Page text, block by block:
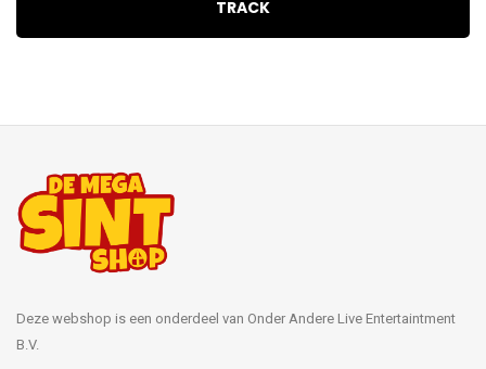
TRACK
Deze webshop is een onderdeel van Onder Andere Live Entertaintment
B.V.